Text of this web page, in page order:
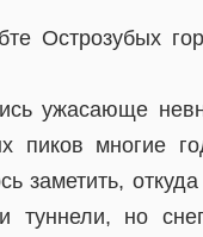
Острозубых
ужасающе
пиков многие
заметить,
туннели, но